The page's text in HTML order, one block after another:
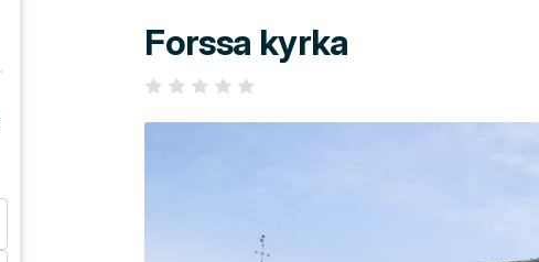
Forssa kyrka